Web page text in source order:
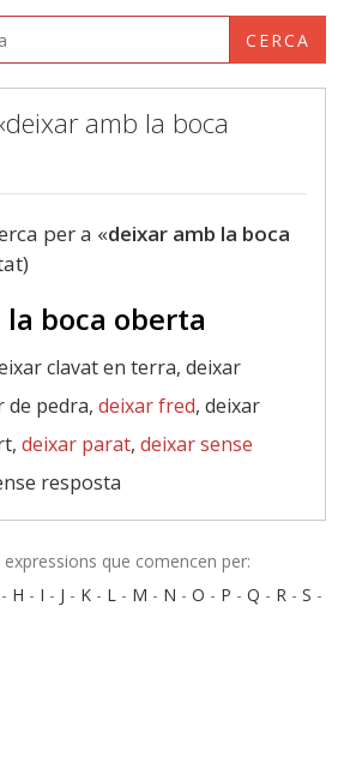
CERCA
amb la boca
per a «deixar amb la boca
boca oberta
clavat en terra, deixar
de pedra, deixar fred, deixar
deixar parat, deixar sense
resposta
que comencen per:
- H - I - J - K - L - M - N - O - P - Q - R - S -